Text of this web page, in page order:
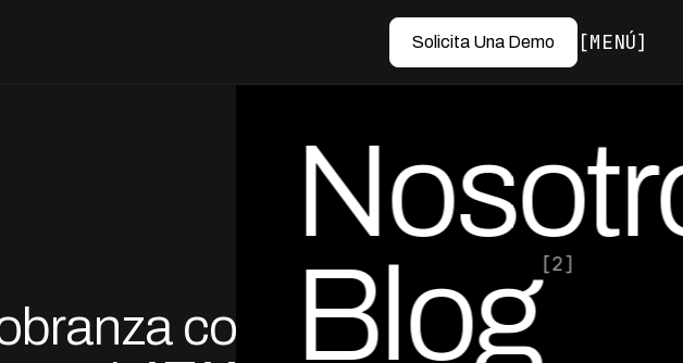
Solicita Una Demo MENÚ
Blog[2]
con
por Ed Escobar
Co-Founder & CEO